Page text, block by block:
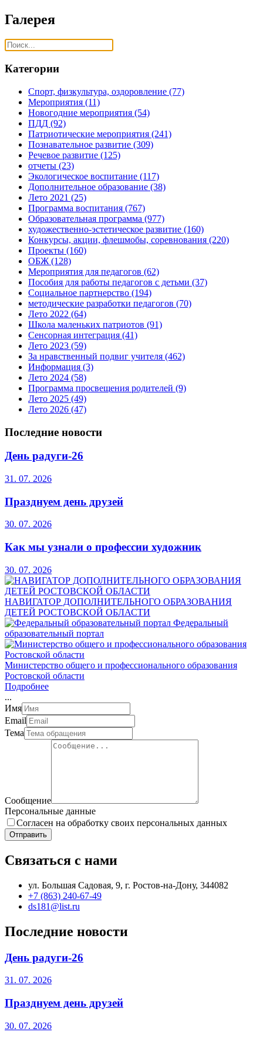
Галерея
Категории
Спорт, физкультура, оздоровление (77)
Мероприятия (11)
Новогодние мероприятия (54)
ПДД (92)
Патриотические мероприятия (241)
Познавательное развитие (309)
Речевое развитие (125)
отчеты (23)
Экологическое воспитание (117)
Дополнительное образование (38)
Лето 2021 (25)
Программа воспитания (767)
Образовательная программа (977)
художественно-эстетическое развитие (160)
Конкурсы, акции, флешмобы, соревнования (220)
Проекты (160)
ОБЖ (128)
Мероприятия для педагогов (62)
Пособия для работы педагогов с детьми (37)
Социальное партнерство (194)
методические разработки педагогов (70)
Лето 2022 (64)
Школа маленьких патриотов (91)
Сенсорная интеграция (41)
Лето 2023 (59)
За нравственный подвиг учителя (462)
Информация (3)
Лето 2024 (58)
Программа просвещения родителей (9)
Лето 2025 (49)
Лето 2026 (47)
Последние новости
День радуги-26
31. 07. 2026
Празднуем день друзей
30. 07. 2026
Как мы узнали о профессии художник
30. 07. 2026
НАВИГАТОР ДОПОЛНИТЕЛЬНОГО ОБРАЗОВАНИЯ
ДЕТЕЙ РОСТОВСКОЙ ОБЛАСТИ
Федеральный
образовательный портал
Министерство общего и профессионального образования
Ростовской области
Подробнее
...
Имя
Email
Тема
Сообщение
Персональные данные
Согласен на обработку своих персональных данных
Отправить
Связаться с нами
ул. Большая Садовая, 9, г. Ростов-на-Дону, 344082
+7 (863) 240-67-49
ds181@list.ru
Последние новости
День радуги-26
31. 07. 2026
Празднуем день друзей
30. 07. 2026